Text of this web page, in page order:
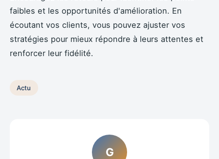
faibles et les opportunités d'amélioration. En
écoutant vos clients, vous pouvez ajuster vos
stratégies pour mieux répondre à leurs attentes et
renforcer leur fidélité.
Actu
G